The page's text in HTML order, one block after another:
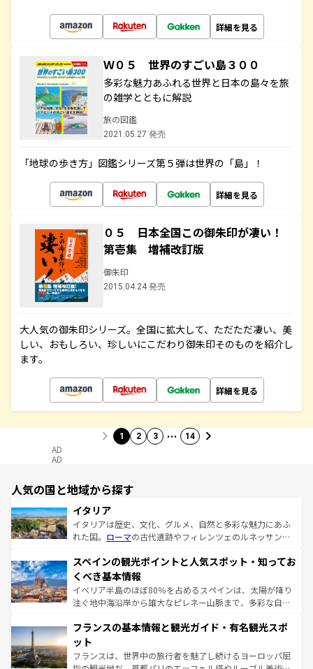
詳細を見る
Ｗ０５ 世界のすごい島３００
多彩な魅力あふれる世界と日本の島々を旅
の雑学とともに解説
旅の図鑑
2021.05.27 発売
「地球の歩き方」図鑑シリーズ第５弾は世界の「島」！
詳細を見る
０５ 日本全国この御朱印が凄い！
第壱集 増補改訂版
御朱印
2015.04.24 発売
大人気の御朱印シリーズ。全国に拡大して、ただただ凄い、美
しい、おもしろい、珍しいにこだわり御朱印そのものを紹介し
ます。
詳細を見る
1 2 3 … 14
AD
AD
人気の国と地域から探す
イタリア
イタリアは歴史、文化、グルメ、自然と多彩な魅力にあふ
れた国。 ローマの古代遺跡やフィレンツェのルネッサンス
ろん、トスカーナの美しい田園風景やアマルフィ海岸の絶
景など、自然景観も見逃せない。観光の合間には、本場の
ピザやパスタなど、絶品のイタリア料理を堪能することも
できる。朝目覚めてから夜眠るまで、すべての瞬間を楽し
なお、新着のイタリア情報はコンテンツ一覧を参照してほ
しい。
スペインの観光ポイントと人気スポット・知ってお
くべき基本情報
イベリア半島のほぼ80％を占めるスペインは、太陽が降り
注ぐ地中海沿岸から雄大なピレネー山脈まで、多彩な自然
文化が根付くこの国では、情熱的なフラメンコ、熱気あふ
れる闘牛、そして美味しいタパスが生活の一部となってい
る。首都マドリードの洗練された雰囲気や、バルセロナの
アートに溢れた街角から、地方では古代ローマ遺跡や中世
フランスの基本情報と観光ガイド・有名観光スポ
ット
フランスは、世界中の旅行者を魅了し続けるヨーロッパ屈